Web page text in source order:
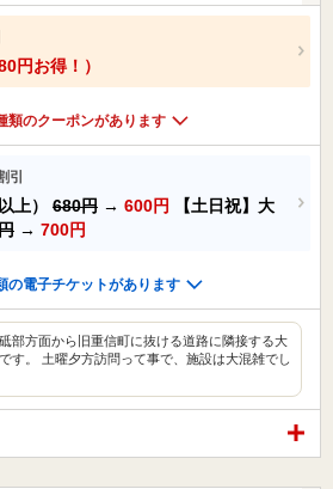
円お得！）
類のクーポンがあります
引
上） 680円 → 600円
【土日祝】大
→ 700円
の電子チケットがあります
部方面から旧重信町に抜ける道路に隣接する大
す。 土曜夕方訪問って事で、施設は大混雑でし